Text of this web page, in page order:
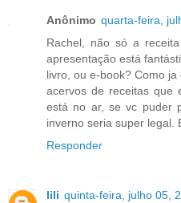
Anônimo quarta-feira,
Rachel, não só a
apresentação está
livro, ou e-book? Como
acervos de receitas que
está no ar, se vc puder
inverno seria super legal.
Responder
lili quinta-feira, julho 05,